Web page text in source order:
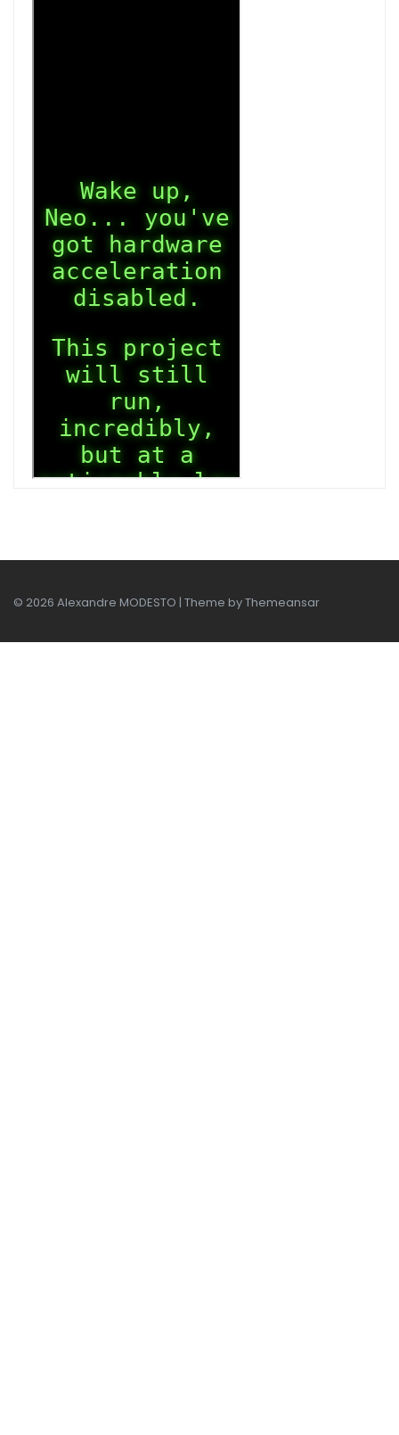
© 2026 Alexandre MODESTO | Theme byThemeansar